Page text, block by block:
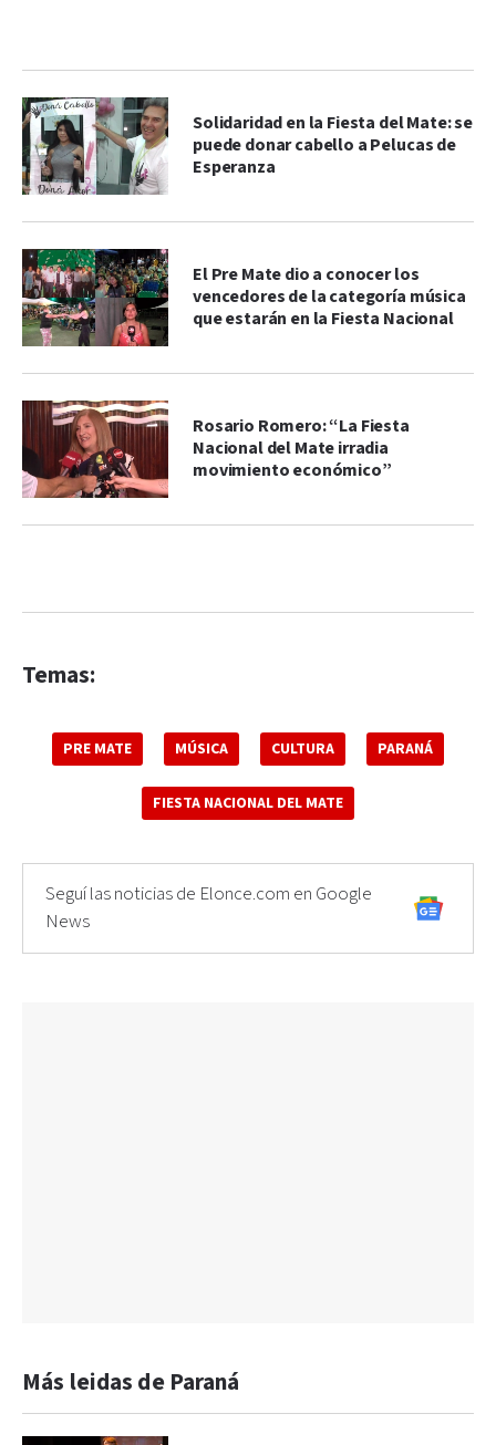
Solidaridad en la Fiesta del Mate: se
puede donar cabello a Pelucas de
Esperanza
El Pre Mate dio a conocer los
vencedores de la categoría música
que estarán en la Fiesta Nacional
Rosario Romero: “La Fiesta
Nacional del Mate irradia
movimiento económico”
Temas:
PRE MATE MÚSICA CULTURA PARANÁ
FIESTA NACIONAL DEL MATE
Seguí las noticias de Elonce.com en Google
News
Más leidas de Paraná